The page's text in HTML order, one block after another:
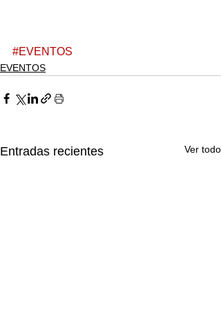
#EVENTOS
EVENTOS
Entradas recientes Ver todo